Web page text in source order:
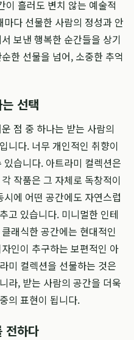
이 흘러도 변치 않는 예술적
다 선물한 사람의 정성과 안
보낸 행복한 순간들을 상기
한 선물을 넘어, 소중한 추억
선택
점 중 하나는 받는 사람의
니다. 너무 개인적인 취향이
습니다. 아트라미 컬렉션은
작품은 그 자체로 독창적이
에 어떤 공간에도 자연스럽
고 있습니다. 미니멀한 인테
래식한 공간에는 현대적인
인이 추구하는 보편적인 아
미 컬렉션을 선물하는 것은
라, 받는 사람의 공간을 더욱
의 표현이 됩니다.
전하다